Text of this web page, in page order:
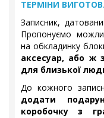
ТЕРМІНИ
Записник,
Пропонуємо
на обкладинку
аксесуар, або ж
для близької
До кожного
додати
коробочку з